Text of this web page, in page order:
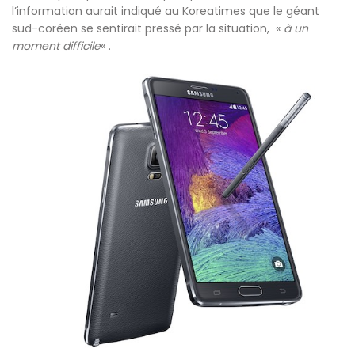
l’information aurait indiqué au Koreatimes que le géant
sud-coréen se sentirait pressé par la situation, « à un
moment difficile« .